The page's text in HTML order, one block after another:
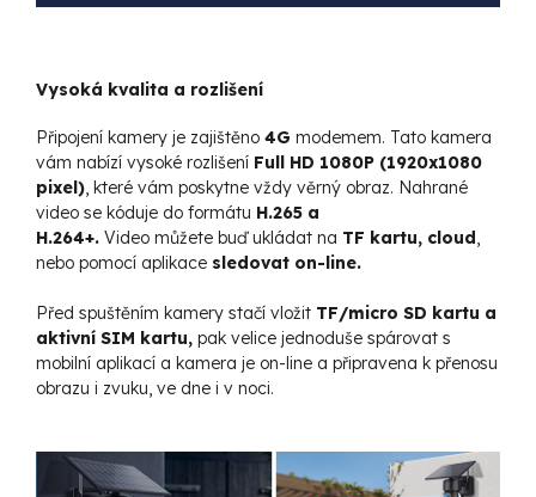
Vysoká kvalita a rozlišení
Připojení kamery je zajištěno 4G modemem. Tato kamera
vám nabízí vysoké rozlišení Full HD 1080P (1920x1080
pixel), které vám poskytne vždy věrný obraz. Nahrané
video se kóduje do formátu H.265 a
H.264+. Video můžete buď ukládat na TF kartu, cloud ,
nebo pomocí aplikace sledovat on-line.
Před spuštěním kamery stačí vložit TF/micro SD kartu a
aktivní SIM kartu, pak velice jednoduše spárovat s
mobilní aplikací a kamera je on-line a připravena k přenosu
obrazu i zvuku, ve dne i v noci.